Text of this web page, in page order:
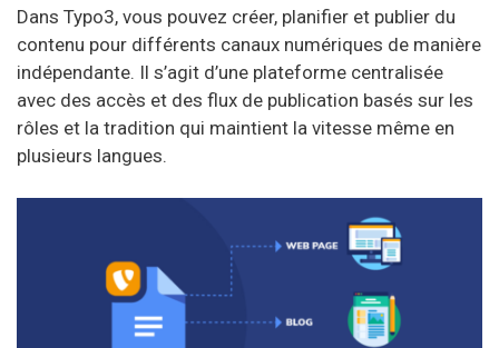
Hostinger Minecraft
GGServers
APEX
Dans Typo3, vous pouvez créer, planifier et publier du
contenu pour différents canaux numériques de manière
indépendante. Il s’agit d’une plateforme centralisée
avec des accès et des flux de publication basés sur les
rôles et la tradition qui maintient la vitesse même en
plusieurs langues.